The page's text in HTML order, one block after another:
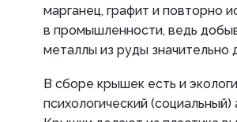
марганец, графит и повторно
в промышленности, ведь
металлы из руды значительно
В сборе крышек есть и
психологический (социальный)